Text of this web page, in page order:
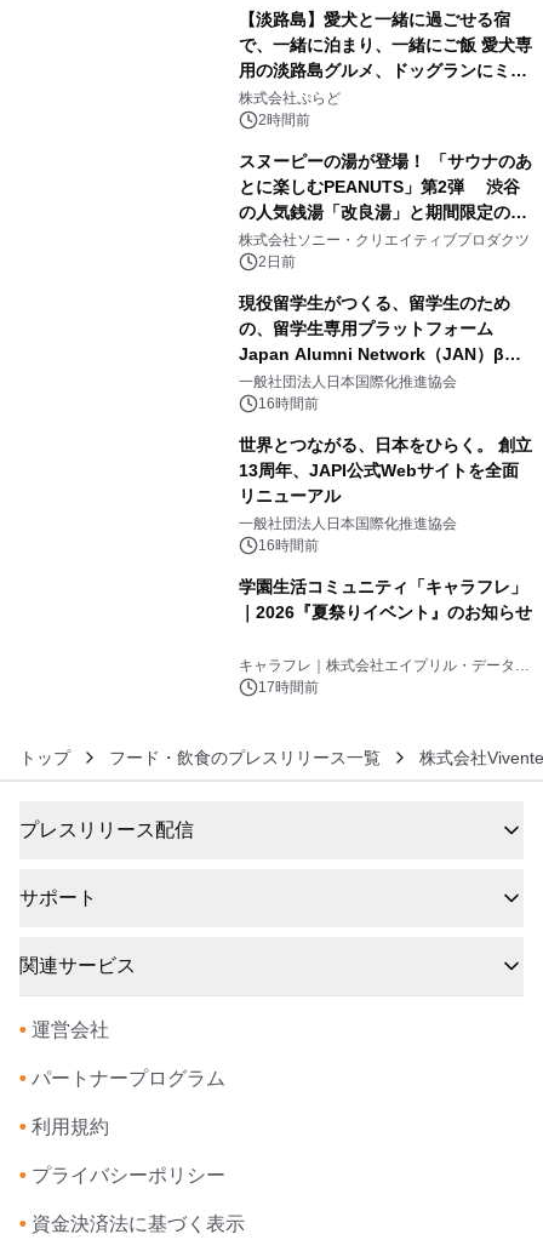
【淡路島】愛犬と一緒に過ごせる宿
で、一緒に泊まり、一緒にご飯 愛犬専
用の淡路島グルメ、ドッグランにミニ
プール グランピングとトレーラーハウ
スの2施設で
株式会社ぷらど
2時間前
スヌーピーの湯が登場！ 「サウナのあ
とに楽しむPEANUTS」第2弾 渋谷
の人気銭湯「改良湯」と期間限定のコ
ラボレーション サウナイキタイコラ
ボグッズも発売決定！
株式会社ソニー・クリエイティブプロダクツ
2日前
現役留学生がつくる、留学生のため
の、留学生専用プラットフォーム
Japan Alumni Network（JAN）β版
をリリース
一般社団法人日本国際化推進協会
16時間前
世界とつながる、日本をひらく。 創立
13周年、JAPI公式Webサイトを全面
リニューアル
一般社団法人日本国際化推進協会
16時間前
学園生活コミュニティ「キャラフレ」
｜2026『夏祭りイベント』のお知らせ
キャラフレ｜株式会社エイプリル・データ・
デザインズ
17時間前
トップ フード・飲食のプレスリリース一覧 株式会社Vivente
プレスリリース配信
サポート
関連サービス
• 運営会社
• パートナープログラム
• 利用規約
• プライバシーポリシー
• 資金決済法に基づく表示